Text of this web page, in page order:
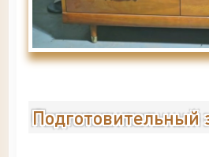
Подготовительный